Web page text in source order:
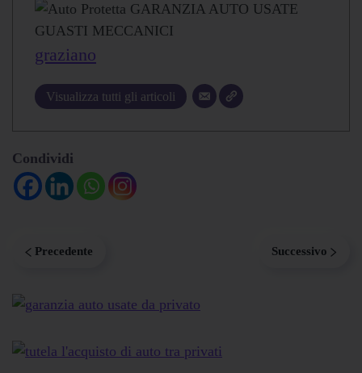
graziano
Visualizza tutti gli articoli
Condividi
Precedente Successivo